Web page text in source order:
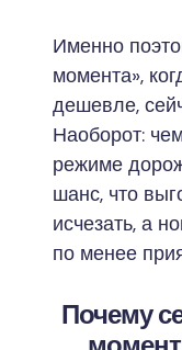
Именно
момента»,
дешевле,
Наоборот:
режиме
шанс, что
исчезать, а
по менее
Почему